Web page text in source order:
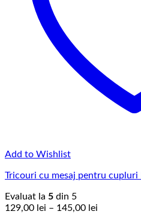
Add to Wishlist
Tricouri cu mesaj pentru cupluri
Evaluat la 5 din 5
129,00 lei – 145,00 lei